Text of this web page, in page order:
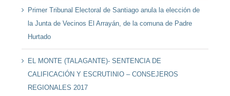
Primer Tribunal Electoral de Santiago anula la elección de
la Junta de Vecinos El Arrayán, de la comuna de Padre
Hurtado
EL MONTE (TALAGANTE)- SENTENCIA DE
CALIFICACIÓN Y ESCRUTINIO – CONSEJEROS
REGIONALES 2017